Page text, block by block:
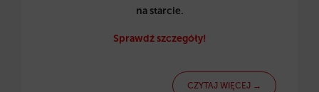
na starcie.
Sprawdź szczegóły!
CZYTAJ WIĘCEJ →